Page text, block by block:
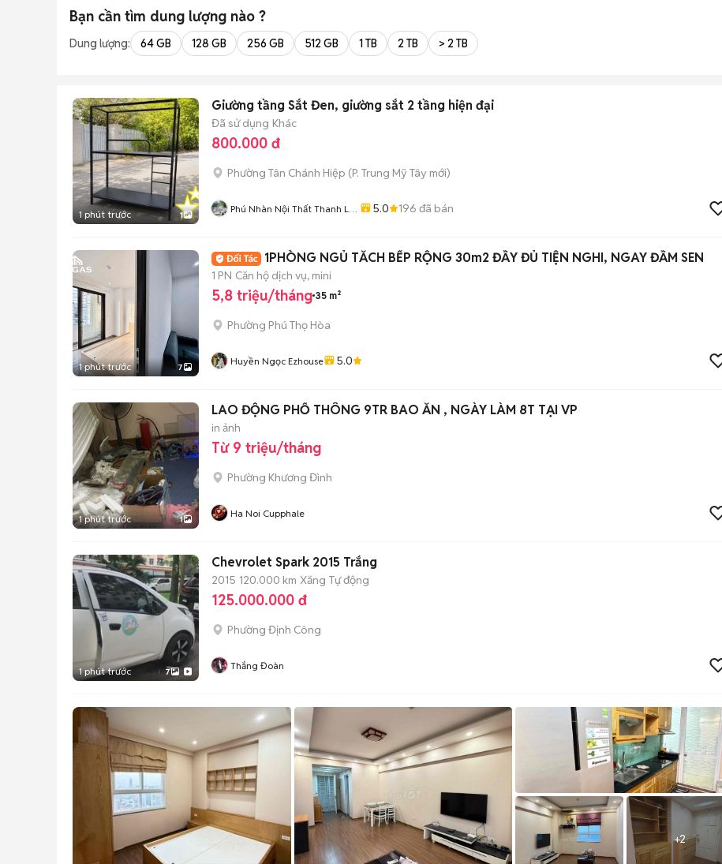
Bạn cần tìm dung lượng nào ?
Dung lượng: 64 GB 128 GB 256 GB 512 GB 1 TB 2 TB > 2 TB
1 phút trước 1
Giường tầng Sắt Đen, giường sắt 2 tầng hiện đại
Đã sử dụng Khác
800.000 đ
Phường Tân Chánh Hiệp (P. Trung Mỹ Tây mới)
Phú Nhàn Nội Thất Thanh Lý
5.0 196 đã bán
1 phút trước 7
1PHÒNG NGỦ TĂCH BẾP RỘNG 30m2 ĐẦY ĐỦ TIỆN NGHI, NGAY ĐẦM SEN
1 PN Căn hộ dịch vụ, mini
5,8 triệu/tháng 35 m²
Phường Phú Thọ Hòa
Huyền Ngọc Ezhouse 5.0
1 phút trước 1
LAO ĐỘNG PHỔ THÔNG 9TR BAO ĂN , NGÀY LÀM 8T TẠI VP
in ảnh
Từ 9 triệu/tháng
Phường Khương Đình
Ha Noi Cupphale
1 phút trước 7
Chevrolet Spark 2015 Trắng
2015 120.000 km Xăng Tự động
125.000.000 đ
Phường Định Công
Thắng Đoàn
+2